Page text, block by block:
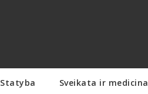
Statyba Sveikata ir medicina